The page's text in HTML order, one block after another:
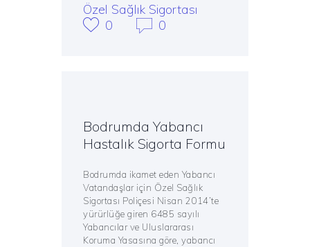
Özel Sağlık Sigortası
0
0
Bodrumda Yabancı
Hastalık Sigorta Formu
Bodrumda ikamet eden Yabancı
Vatandaşlar için Özel Sağlık
Sigortası Poliçesi Nisan 2014’te
yürürlüğe giren 6485 sayılı
Yabancılar ve Uluslararası
Koruma Yasasına göre, yabancı